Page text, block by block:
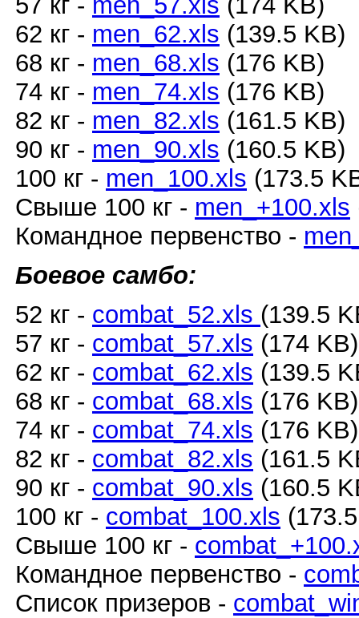
62 кг - men_62.xls (139.5 KB)
68 кг - men_68.xls (176 KB)
74 кг - men_74.xls (176 KB)
82 кг - men_82.xls (161.5 KB)
90 кг - men_90.xls (160.5 KB)
100 кг - men_100.xls (173.5
Свыше 100 кг - men_+100.xls
Командное первенство -
Боевое самбо:
52 кг - combat_52.xls (139.5
57 кг - combat_57.xls (174
62 кг - combat_62.xls (139.5
68 кг - combat_68.xls (176
74 кг - combat_74.xls (176
82 кг - combat_82.xls (161.5
90 кг - combat_90.xls (160.5
100 кг - combat_100.xls
Свыше 100 кг -
Командное первенство -
Список призеров -